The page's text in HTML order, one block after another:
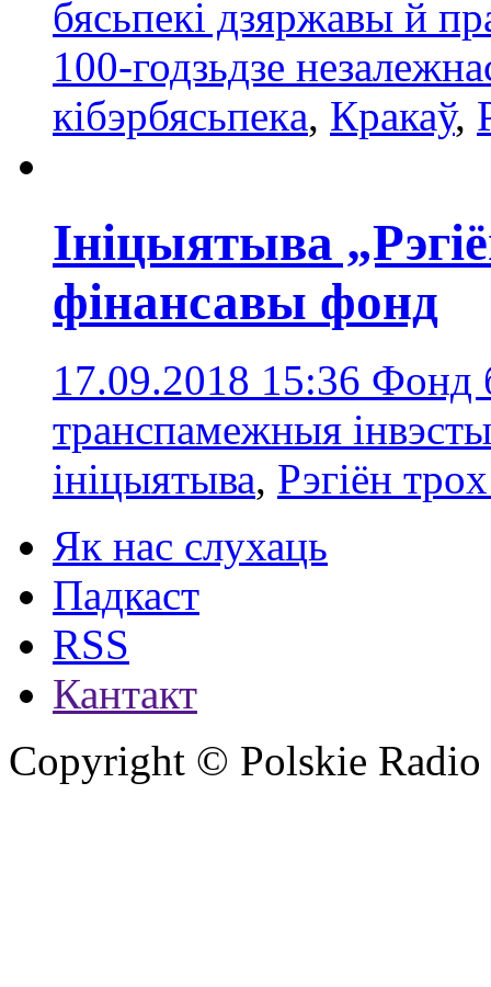
бясьпекі дзяржавы й
100-годзьдзе
кібэрбясьпекa, Кракаў,
Ініцыятыва
фінансавы фонд
17.09.2018 15:36 Фонд
транспамежныя
ініцыятыва, Рэгіён
Як нас слухаць
Падкаст
RSS
Кантакт
Copyright © Polskie